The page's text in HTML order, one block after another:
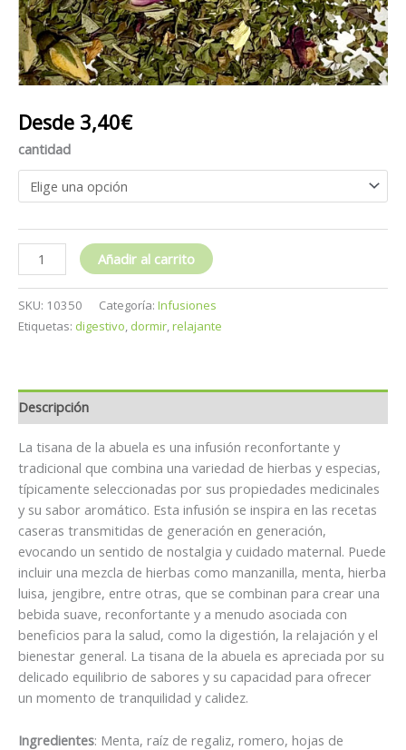
Desde 3,40€
cantidad
Añadir al carrito
SKU: 10350 Categoría: Infusiones
Etiquetas: digestivo, dormir,relajante
Descripción
La tisana de la abuela es una infusión reconfortante y
tradicional que combina una variedad de hierbas y especias,
típicamente seleccionadas por sus propiedades medicinales
y su sabor aromático. Esta infusión se inspira en las recetas
caseras transmitidas de generación en generación,
evocando un sentido de nostalgia y cuidado maternal. Puede
incluir una mezcla de hierbas como manzanilla, menta, hierba
luisa, jengibre, entre otras, que se combinan para crear una
bebida suave, reconfortante y a menudo asociada con
beneficios para la salud, como la digestión, la relajación y el
bienestar general. La tisana de la abuela es apreciada por su
delicado equilibrio de sabores y su capacidad para ofrecer
un momento de tranquilidad y calidez.
Ingredientes: Menta, raíz de regaliz, romero, hojas de